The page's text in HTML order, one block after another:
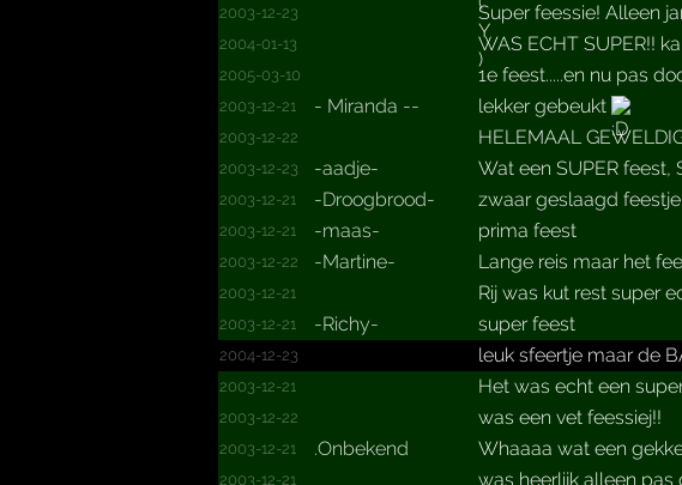
2003-12-23
Super feessie! Alleen
2004-01-13 WAS ECHT SUPER!!
2005-03-10 1e feest.....en nu pas
2003-12-21 - Miranda -- lekker gebeukt
2003-12-22 HELEMAAL
2003-12-23 -aadje- Wat een SUPER feest,
2003-12-21 -Droogbrood- zwaar geslaagd
2003-12-21 -maas- prima feest
2003-12-22 -Martine- Lange reis maar het
2003-12-21 Rij was kut rest super
2003-12-21 -Richy- super feest
2004-12-23 leuk sfeertje maar de
2003-12-21 Het was echt een
2003-12-22 was een vet feessiej!!
2003-12-21 .Onbekend Whaaaa wat een
2003-12-21 was heerlijk alleen pas